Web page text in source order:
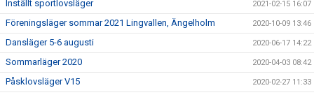
Inställt sportlovsläger 2021-02-15 16:07
Föreningsläger sommar 2021 Lingvallen, Ängelholm 2020-10-09 13:46
Dansläger 5-6 augusti 2020-06-17 14:22
Sommarläger 2020 2020-04-03 08:42
Påsklovsläger V15 2020-02-27 11:33